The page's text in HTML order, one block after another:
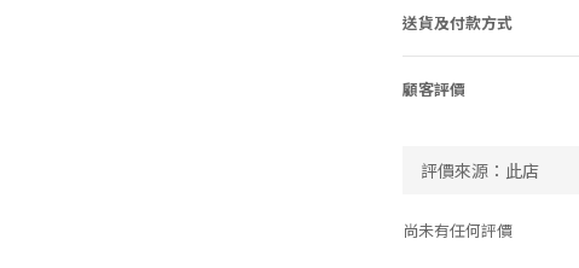
送貨及付款方式
顧客評價
尚未有任何評價